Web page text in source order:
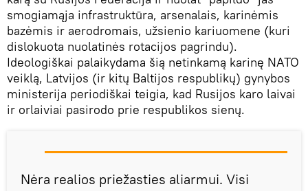
smogiamąja infrastruktūra, arsenalais, karinėmis
bazėmis ir aerodromais, užsienio kariuomene (kuri
dislokuota nuolatinės rotacijos pagrindu).
Ideologiškai palaikydama šią netinkamą karinę NATO
veiklą, Latvijos (ir kitų Baltijos respublikų) gynybos
ministerija periodiškai teigia, kad Rusijos karo laivai
ir orlaiviai pasirodo prie respublikos sienų.
Nėra realios priežasties aliarmui. Visi